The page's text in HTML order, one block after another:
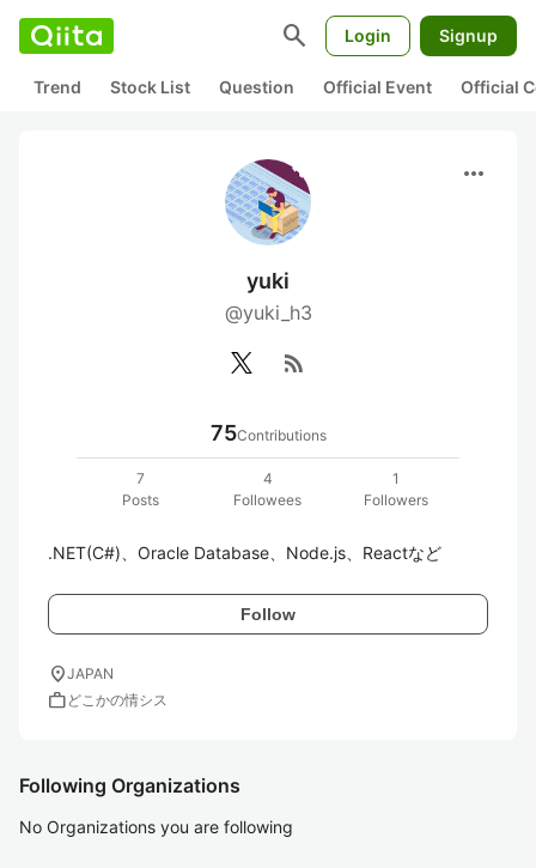
search Login Signup
Trend Stock List Question Official Event Official
more_horiz
yuki
@yuki_h3
rss_feed
75Contributions
7
Posts
4
Followees
1
Followers
.NET(C#)、Oracle Database、Node.js、Reactなど
Follow
location_onJAPAN
work どこかの情シス
Following Organizations
No Organizations you are following